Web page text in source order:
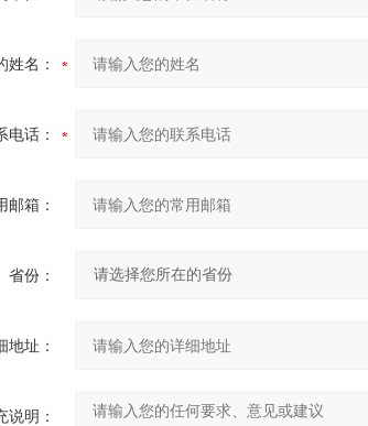
姓名：
电话：
邮箱：
省份：
地址：
说明：